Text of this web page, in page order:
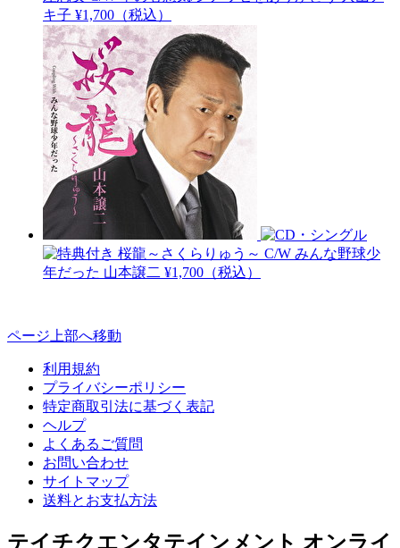
キ子 ¥1,700（税込）
桜龍～さくらりゅう～ C/W みんな野球少
年だった 山本譲二 ¥1,700（税込）
ページ上部へ移動
利用規約
プライバシーポリシー
特定商取引法に基づく表記
ヘルプ
よくあるご質問
お問い合わせ
サイトマップ
送料とお支払方法
テイチクエンタテインメント オンライ